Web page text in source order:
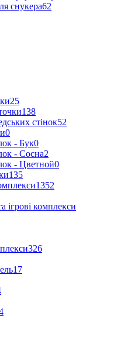
снукера62
25
138
стінок52
0
- Бук0
- Сосна2
- Цветной0
135
1352
ігрові комплекси
326
17